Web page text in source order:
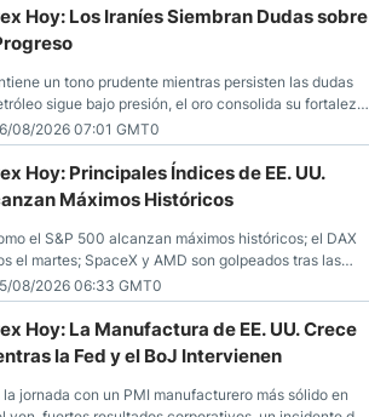
Hoy: Los Iraníes Siembran Dudas sobre
un tono prudente mientras persisten las dudas
sigue bajo presión, el oro consolida su fortaleza
referencias económicas desde Estados
08/2026 07:01 GMT0
Hoy: Principales Índices de EE. UU.
Máximos Históricos
el S&P 500 alcanzan máximos históricos; el DAX
el martes; SpaceX y AMD son golpeados tras las
crudo cae por debajo de los $80 con nuevas
continúa intentando estabilizarse frente al
repunte a medida que las tasas caen en EE. UU.
08/2026 06:33 GMT0
Hoy: La Manufactura de EE. UU. Crece
la Fed y el BoJ Intervienen
jornada con un PMI manufacturero más sólido en